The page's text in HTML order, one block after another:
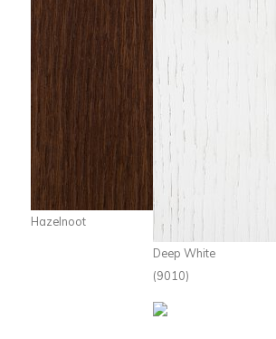
Hazelnoot
Deep White
(9010)